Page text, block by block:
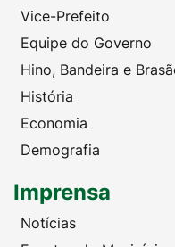
Vice-Prefeito
Equipe do Governo
Hino, Bandeira e
História
Economia
Demografia
Imprensa
Notícias